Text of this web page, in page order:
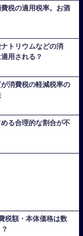
税の適用税率。お酒
トリウムなどの消
用される？
消費税の軽減税率の
る合理的な割合が不
税額・本体価格は数